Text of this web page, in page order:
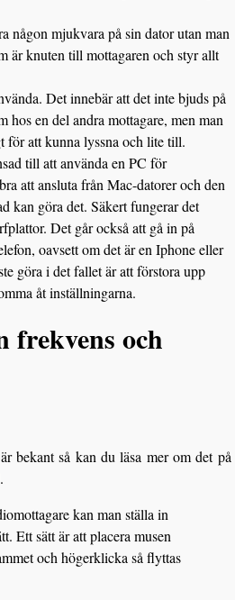
någon mjukvara på sin dator utan man
är knuten till mottagaren och styr allt
Det innebär att det inte bjuds på
hos en del andra mottagare, men man
för att kunna lyssna och lite till.
till att använda en PC för
att ansluta från Mac-datorer och den
kan göra det. Säkert fungerar det
Det går också att gå in på
oavsett om det är en Iphone eller
göra i det fallet är att förstora upp
åt inställningarna.
frekvens och
bekant så kan du läsa mer om det på
.
kan man ställa in
Ett sätt är att placera musen
och högerklicka så flyttas